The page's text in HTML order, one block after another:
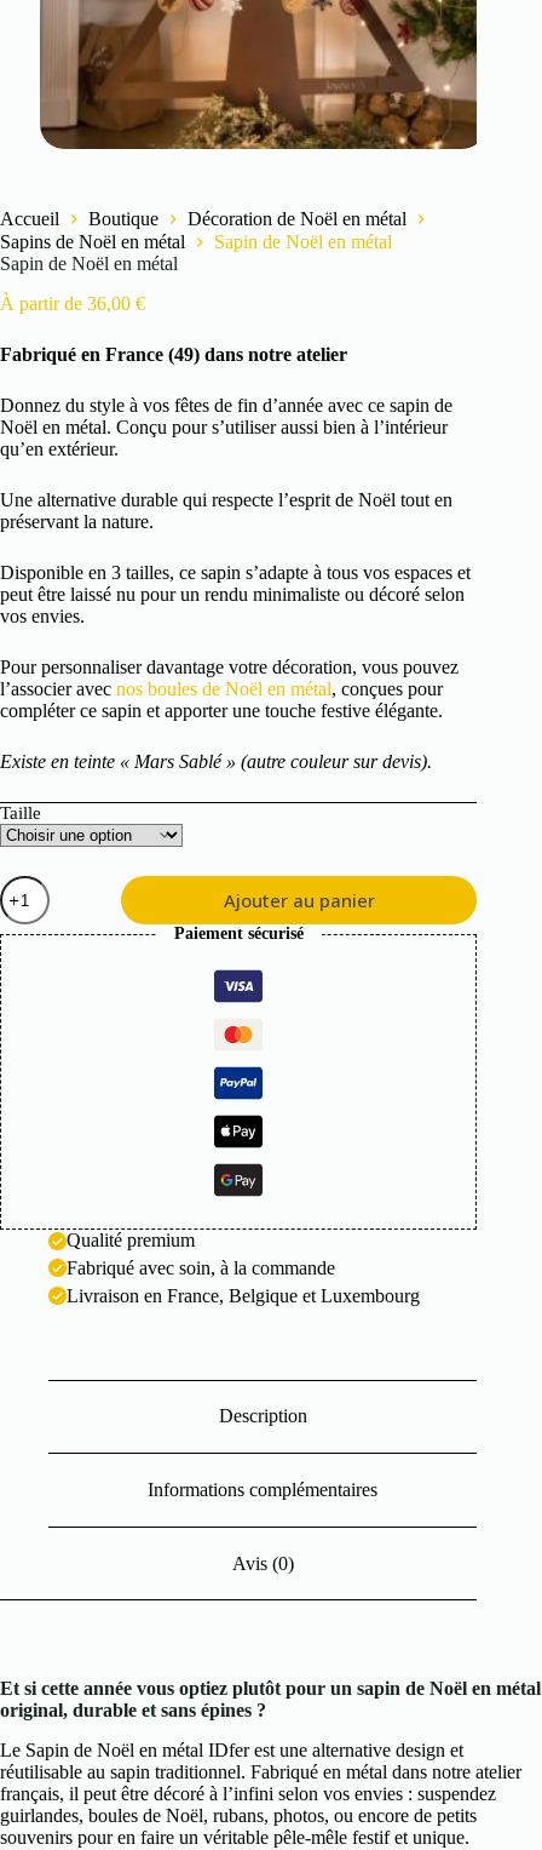
Accueil Boutique
Décoration de Noël en métal
Sapins de Noël en métal
Sapin de Noël en métal
Sapin de Noël en métal
À partir de 36,00 €
Fabriqué en France (49) dans notre atelier
Donnez du style à vos fêtes de fin d’année avec ce sapin de
Noël en métal. Conçu pour s’utiliser aussi bien à l’intérieur
qu’en extérieur.
Une alternative durable qui respecte l’esprit de Noël tout en
préservant la nature.
Disponible en 3 tailles, ce sapin s’adapte à tous vos espaces et
peut être laissé nu pour un rendu minimaliste ou décoré selon
vos envies.
Pour personnaliser davantage votre décoration, vous pouvez
l’associer avec nos boules de Noël en métal, conçues pour
compléter ce sapin et apporter une touche festive élégante.
Existe en teinte « Mars Sablé » (autre couleur sur devis).
Taille
quantité
de
Sapin
de
Noël
en
métal
Ajouter au panier
Paiement sécurisé
Qualité premium
Fabriqué avec soin, à la commande
Livraison en France, Belgique et Luxembourg
Description
Informations complémentaires
Avis (0)
Et si cette année vous optiez plutôt pour un sapin de Noël en métal
original, durable et sans épines ?
Le Sapin de Noël en métal IDfer est une alternative design et
réutilisable au sapin traditionnel. Fabriqué en métal dans notre atelier
français, il peut être décoré à l’infini selon vos envies : suspendez
guirlandes, boules de Noël, rubans, photos, ou encore de petits
souvenirs pour en faire un véritable pêle-mêle festif et unique.